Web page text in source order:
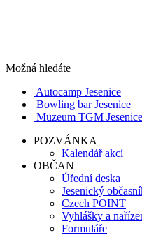
Možná hledáte
Autocamp Jesenice
Bowling bar Jesenice
Muzeum TGM Jesenice
POZVÁNKA
Kalendář akcí
OBČAN
Úřední deska
Jesenický
Czech POINT
Vyhlášky a
Formuláře